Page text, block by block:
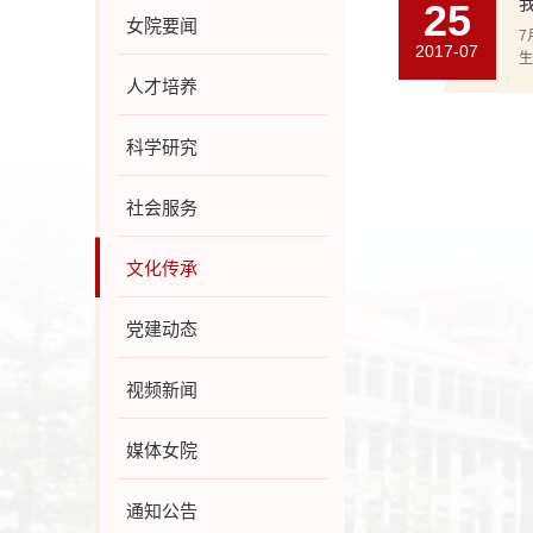
女院要闻
人才培养
科学研究
社会服务
文化传承
党建动态
视频新闻
媒体女院
通知公告
25
2017-07
7